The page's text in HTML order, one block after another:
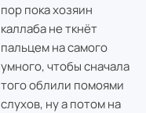
пор пока хозяин
каллаба не ткнёт
пальцем на самого
умного, чтобы сначала
того облили помоями
слухов, ну а потом на